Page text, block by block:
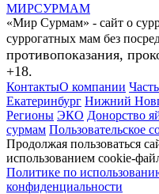
МИРСУРМАМ
«Мир Сурмам» - сайт о
суррогатных мам без
противопоказания,
+18.
КонтактыО компании
Екатеринбург Нижний
Регионы ЭКО Донорство
сурмам Пользовательское
Продолжая пользоваться
использованием cookie-
Политике по
конфиденциальности